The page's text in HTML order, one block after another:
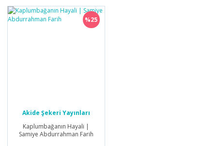
%25
Akide Şekeri Yayınları
Kaplumbağanın Hayali |
Samiye Abdurrahman Farih